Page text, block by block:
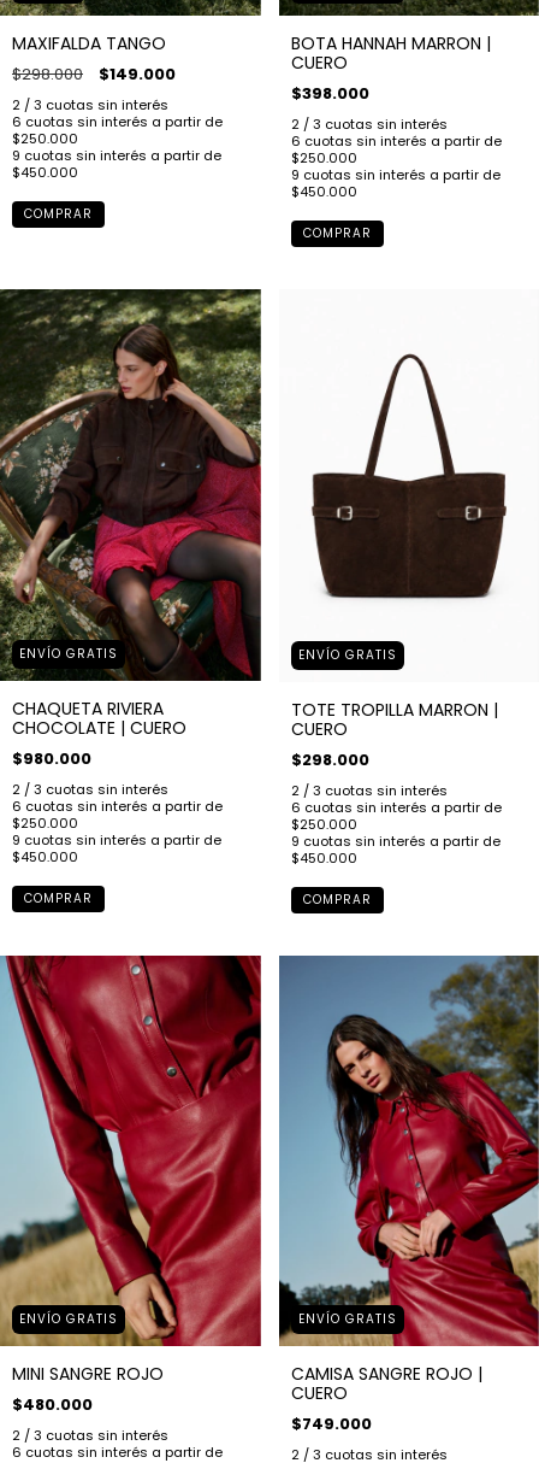
MAXIFALDA TANGO
$298.000 $149.000
COMPRAR
BOTA HANNAH MARRON |
CUERO
$398.000
COMPRAR
ENVÍO GRATIS
CHAQUETA RIVIERA
CHOCOLATE | CUERO
$980.000
COMPRAR
ENVÍO GRATIS
TOTE TROPILLA MARRON |
CUERO
$298.000
COMPRAR
ENVÍO GRATIS
MINI SANGRE ROJO
$480.000
ENVÍO GRATIS
CAMISA SANGRE ROJO |
CUERO
$749.000